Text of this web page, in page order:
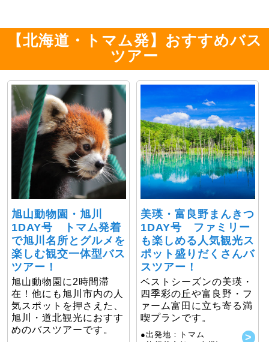
【北海道・トマム発】おすすめバス
ツアー
旭山動物園・旭川
1DAY号 トマム発着
で旭川名所とグルメを
楽しむ観交一体型バス
ツアー！
旭山動物園に2時間滞
在！他にも旭川市内の人
気スポットを押さえた、
旭川・道北観光におすす
めのバスツアーです。
美瑛・富良野まんきつ
1DAY号 ファミリー
も楽しめる人気観光ス
ポット盛りだくさんバ
スツアー！
ベストシーズンの美瑛・
四季彩の丘や富良野・フ
ァーム富田に立ち寄る満
喫プランです。
●出発地：トマム